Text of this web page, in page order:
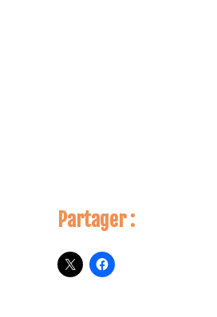
Partager :